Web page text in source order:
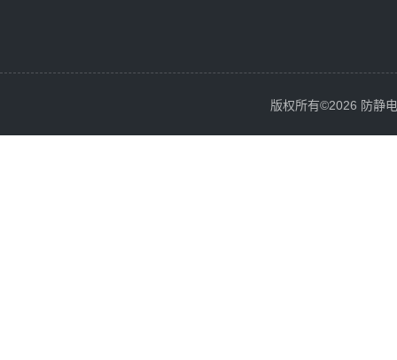
版权所有©2026 防静